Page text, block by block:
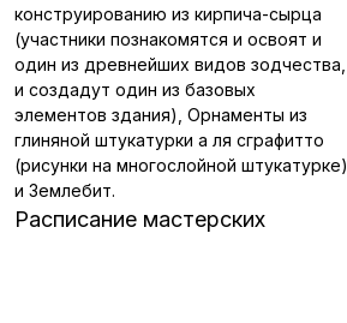
конструированию из кирпича-сырца
(участники познакомятся и освоят и
один из древнейших видов зодчества,
и создадут один из базовых
элементов здания), Орнаменты из
глиняной штукатурки а ля сграфитто
(рисунки на многослойной штукатурке)
и Землебит.
Расписание мастерских